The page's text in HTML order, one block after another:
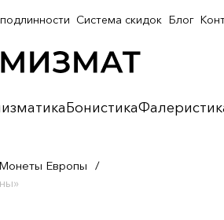
Бонистика
Система скидок Блог
Монеты Европы /